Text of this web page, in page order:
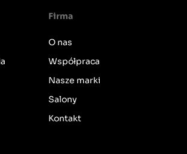
Firma
O nas
Współpraca
Nasze marki
Salony
Kontakt